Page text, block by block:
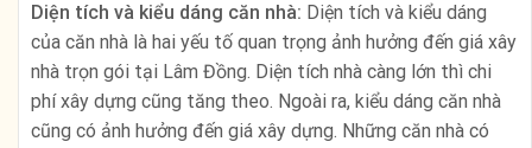
Diện tích và kiểu dáng căn nhà: Diện tích và kiểu dáng
của căn nhà là hai yếu tố quan trọng ảnh hưởng đến giá xây
nhà trọn gói tại Lâm Đồng. Diện tích nhà càng lớn thì chi
phí xây dựng cũng tăng theo. Ngoài ra, kiểu dáng căn nhà
cũng có ảnh hưởng đến giá xây dựng. Những căn nhà có